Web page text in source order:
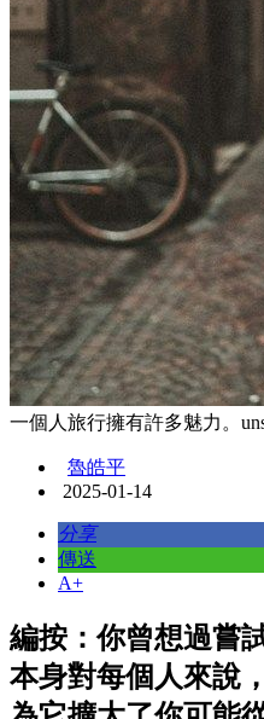
一個人旅行擁有許多魅力。
魯皓平
2025-01-14
分享
傳送
A+
編按：你曾想過嘗
本身對每個人來說